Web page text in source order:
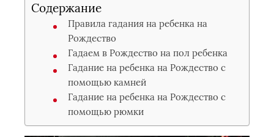
Содержание
Правила гадания на ребенка на
Рождество
Гадаем в Рождество на пол ребенка
Гадание на ребенка на Рождество с
помощью камней
Гадание на ребенка на Рождество с
помощью рюмки